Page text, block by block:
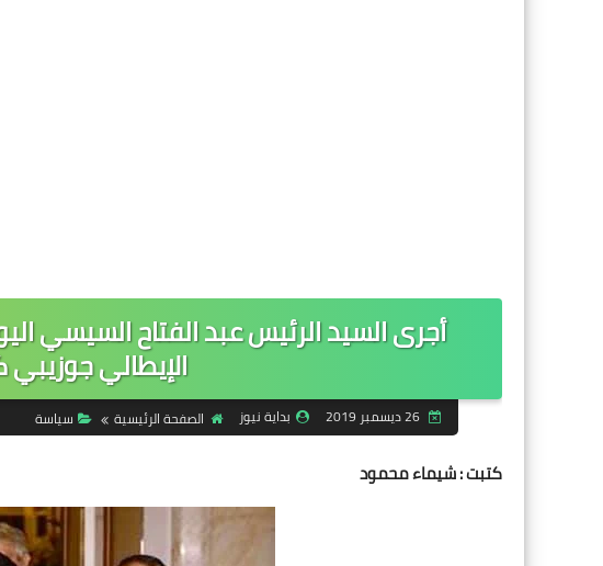
أجرى السيد الرئيس عبد الفتاح السيسي
الإيطالي
26 ديسمبر 2019 بداية نيوز الصفحة الرئيسية سياسة
كتبت : شيماء محمود